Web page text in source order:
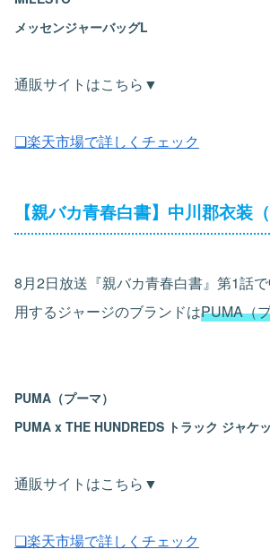
メッセンジャーバッグL
通販サイトはこちら▼
❏楽天市場で詳しくチェック
【親バカ青春白書】中川郡衣装
8月2日放送『親バカ青春白書』第1話
用するジャージのブランドはPUMA（
PUMA（プーマ）
PUMA x THE HUNDREDS トラック ジャケ
通販サイトはこちら▼
❏楽天市場で詳しくチェック